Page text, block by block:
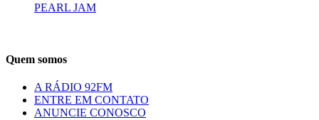
PEARL JAM
Quem somos
A RÁDIO 92FM
ENTRE EM CONTATO
ANUNCIE CONOSCO